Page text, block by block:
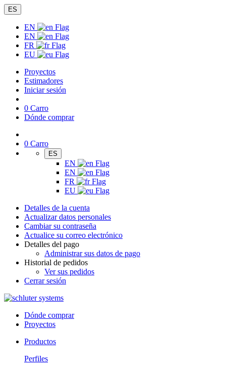
ES
EN
EN
FR
EU
Proyectos
Estimadores
Iniciar sesión
0 Carro
Dónde comprar
0 Carro
ES
EN
EN
FR
EU
Detalles de la cuenta
Actualizar datos personales
Cambiar su contraseña
Actualice su correo electrónico
Detalles del pago
Administrar sus datos de pago
Historial de pedidos
Ver sus pedidos
Cerrar sesión
Dónde comprar
Proyectos
Productos
Perfiles